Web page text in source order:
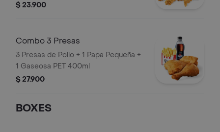
$ 23.900
Combo 3 Presas
3 Presas de Pollo + 1 Papa Pequeña +
1 Gaseosa PET 400ml
$ 27.900
BOXES